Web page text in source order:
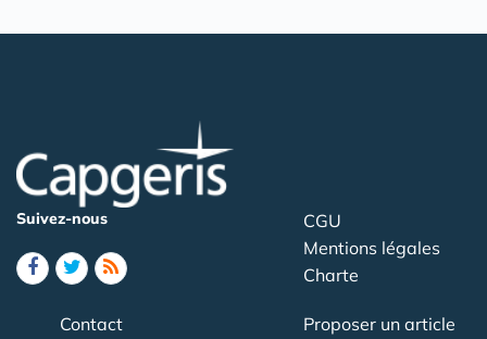
Suivez-nous
CGU
Mentions légales
Charte
Contact
Proposer un article